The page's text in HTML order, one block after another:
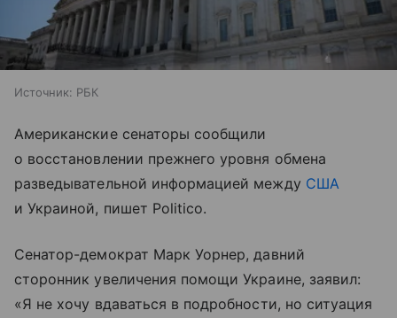
Источник: РБК
Американские сенаторы сообщили
о восстановлении прежнего уровня обмена
разведывательной информацией между США
и Украиной, пишет Politico.
Сенатор-демократ Марк Уорнер, давний
сторонник увеличения помощи Украине, заявил:
«Я не хочу вдаваться в подробности, но ситуация